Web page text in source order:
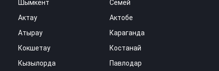
Шымкент
Семей
Актау
Актобе
Атырау
Караганда
Кокшетау
Костанай
Кызылорда
Павлодар